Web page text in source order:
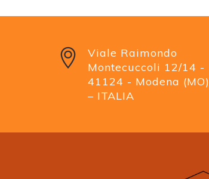
Viale Raimondo
Montecuccoli 12/14 -
41124 - Modena (MO)
– ITALIA